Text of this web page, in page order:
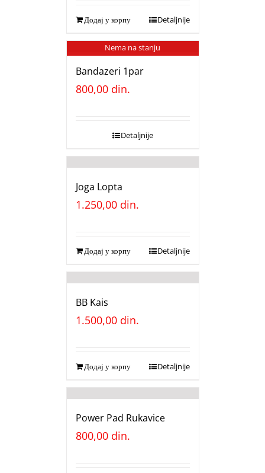
Додај у корпу Detaljnije
Nema na stanju
Bandazeri 1par
800,00 din.
Detaljnije
Joga Lopta
1.250,00 din.
Додај у корпу Detaljnije
BB Kais
1.500,00 din.
Додај у корпу Detaljnije
Power Pad Rukavice
800,00 din.